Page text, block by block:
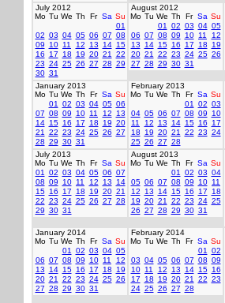
July 2012
Mo Tu We Th Fr Sa Su
01
02 03 04 05 06 07 08
09
10 11 12 13 14 15
16
17 18 19 20 21
22
23 24 25 26 27 28 29
30 31
August 2012
Mo Tu We Th Fr Sa Su
01
02 03 04 05
06 07 08 09 10 11
12
13
14 15 16 17 18
19
20 21 22 23 24 25 26
27 28 29 30 31
January 2013
Mo Tu We Th Fr Sa Su
01
02 03 04 05 06
07 08 09 10 11 12
13
14 15 16 17 18 19 20
21
22 23 24 25 26 27
28 29 30 31
February 2013
Mo Tu We Th Fr Sa Su
01
02 03
04 05 06 07 08 09
10
11
12 13 14 15 16
17
18
19 20 21 22 23 24
25 26 27 28
July 2013
Mo Tu We Th Fr Sa Su
01
02 03 04 05 06 07
08 09 10 11 12 13
14
15 16 17 18 19 20 21
22 23 24 25 26 27 28
29 30 31
August 2013
Mo Tu We Th Fr Sa Su
01
02 03 04
05 06 07 08 09 10 11
12
13 14 15 16 17
18
19 20 21 22 23 24 25
26 27 28 29 30 31
January 2014
Mo Tu We Th Fr Sa Su
01
02 03 04 05
06 07 08 09 10 11
12
13
14 15 16 17 18
19
20 21 22 23 24 25 26
27 28 29 30 31
February 2014
Mo Tu We Th Fr Sa Su
01
02
03 04 05 06 07 08 09
10 11 12 13 14 15 16
17
18 19 20 21 22 23
24 25 26 27 28